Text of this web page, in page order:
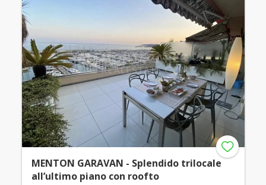
MENTON GARAVAN - Splendido trilocale
all’ultimo piano con roofto